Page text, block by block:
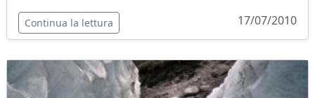
Continua la lettura 17/07/2010